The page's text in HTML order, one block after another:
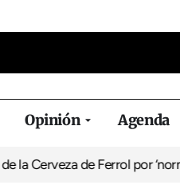
Opinión Agenda
de Ferrol por ‘normalizar’ el